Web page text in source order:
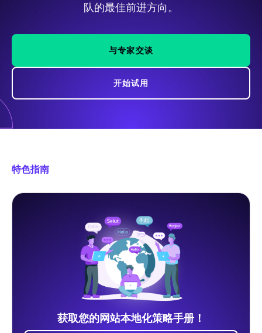
队的最佳前进方向。
与专家交谈
开始试用
特色指南
获取您的网站本地化策略手册！